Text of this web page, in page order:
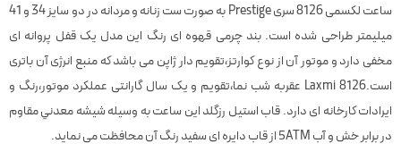
ساعت لکسمی 8126 سری Prestige به صورت ست زنانه و مردانه در دو سایز 34 و 41
میلیمتر طراحی شده است. بند چرمی قهوه ای رنگ این مدل یک قفل پروانه ای
مخفی دارد و موتور آن از نوع کوارتز،تقویم دار ژاپن می باشد که منبع انرژی آن باتری
است.Laxmi 8126 عقربه شب نما،تقویم و یک سال گارانتی عملکرد موتور،رنگ و
ایرادات کارخانه ای دارد. قاب استیل رزگلد این ساعت به وسیله شيشه معدني مقاوم
در برابر خش و آب 5ATM از قاب دایره ای سفید رنگ آن محافظت می نماید.